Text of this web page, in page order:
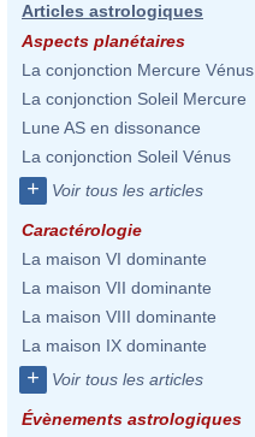
Articles astrologiques
Aspects planétaires
La conjonction Mercure Vénus
La conjonction Soleil Mercure
Lune AS en dissonance
La conjonction Soleil Vénus
+ Voir tous les articles
Caractérologie
La maison VI dominante
La maison VII dominante
La maison VIII dominante
La maison IX dominante
+ Voir tous les articles
Évènements astrologiques